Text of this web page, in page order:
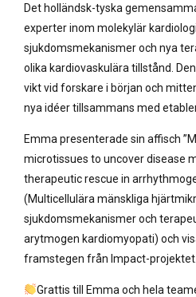
Det holländsk-tyska
experter inom molekylär
sjukdomsmekanismer och nya
olika kardiovaskulära tillstånd.
vikt vid forskare i början och
nya idéer tillsammans med
Emma presenterade sin affisch
microtissues to uncover disease
therapeutic rescue in
(Multicellulära mänskliga
sjukdomsmekanismer och
arytmogen kardiomyopati) och
framstegen från Impact-projektet.
Grattis till Emma och hela